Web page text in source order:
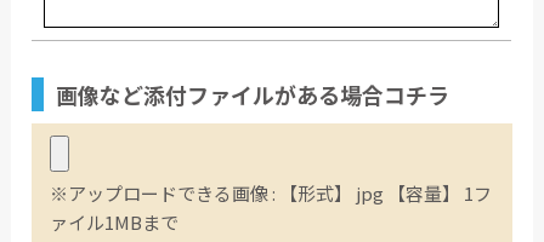
画像など添付ファイルがある場合コチラ
※アップロードできる画像 : 【形式】 jpg 【容量】 1フ
ァイル1MBまで